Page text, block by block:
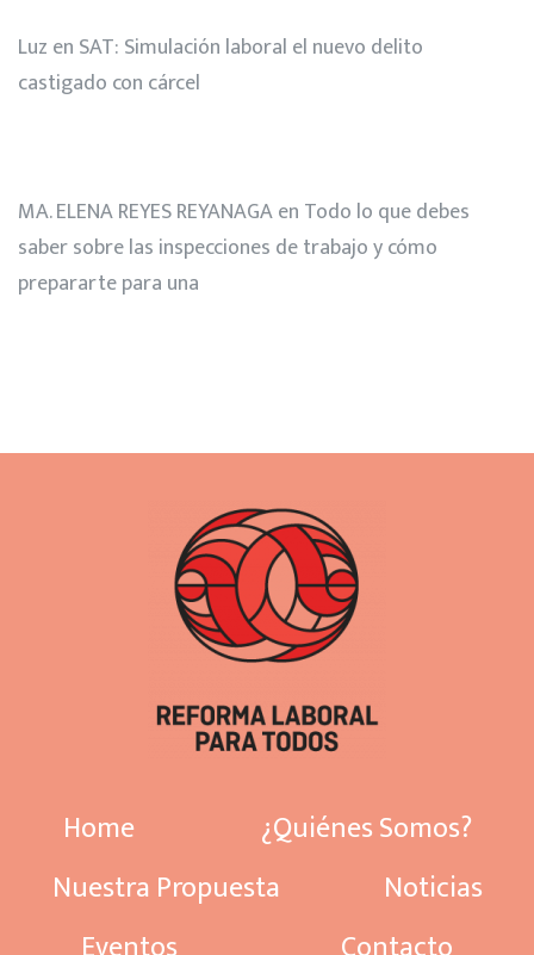
Luz en SAT: Simulación laboral el nuevo delito
castigado con cárcel
MA. ELENA REYES REYANAGAen Todo lo que debes
saber sobre las inspecciones de trabajo y cómo
prepararte para una
Home
¿Quiénes Somos?
Nuestra Propuesta
Noticias